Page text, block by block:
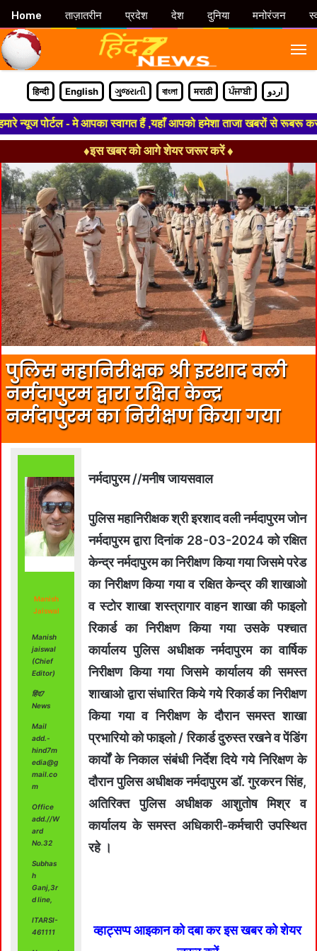
हिन्दी English ગુજરાતી বাংলা मराठी ਪੰਜਾਬੀ اردو
पोर्टल - मे आपका स्वागत हैं ,यहाँ आपको हमेशा ताजा खबरों से रूबरू
♦इस खबर को आगे शेयर जरूर करें ♦
पुलिस महानिरीक्षक श्री इरशाद वली
नर्मदापुरम द्वारा रक्षित केन्द्र
नर्मदापुरम का निरीक्षण किया गया
Manish
Jaiswal
Manish
jaiswal
(Chief
Editor)
हिंद7
News
Mail
add.-
hind7m
edia@g
mail.co
m
Office
add.//W
ard
No.32
Subhas
h
Ganj,3r
d line,
ITARSI-
461111
नर्मदापुरम //मनीष जायसवाल
पुलिस महानिरीक्षक श्री इरशाद वली नर्मदापुरम जोन
नर्मदापुरम द्वारा दिनांक 28-03-2024 को रक्षित
केन्द्र नर्मदापुरम का निरीक्षण किया गया जिसमे परेड
का निरीक्षण किया गया व रक्षित केन्द्र की शाखाओ
व स्टोर शाखा शस्त्रागार वाहन शाखा की फाइलो
रिकार्ड का निरीक्षण किया गया उसके पश्चात
कार्यालय पुलिस अधीक्षक नर्मदापुरम का वार्षिक
निरीक्षण किया गया जिसमे कार्यालय की समस्त
शाखाओ द्वारा संधारित किये गये रिकार्ड का निरीक्षण
किया गया व निरीक्षण के दौरान समस्त शाखा
प्रभारियो को फाइलो / रिकार्ड दुरुस्त रखने व पेंडिंग
कार्यों के निकाल संबंधी निर्देश दिये गये निरिक्षण के
दौरान पुलिस अधीक्षक नर्मदापुरम डॉ. गुरकरन सिंह,
अतिरिक्त पुलिस अधीक्षक आशुतोष मिश्र व
कार्यालय के समस्त अधिकारी-कर्मचारी उपस्थित
रहे ।
व्हाट्सप्प आइकान को दबा कर इस खबर को शेयर
Home ताज़ातरीन प्रदेश देश दुनिया मनोरंजन